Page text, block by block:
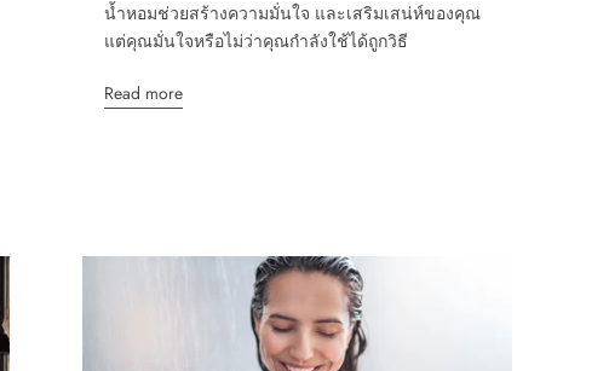
น้ำหอมช่วยสร้างความมั่นใจ และเสริมเสน่ห์ของคุณ
แต่คุณมั่นใจหรือไม่ว่าคุณกำลังใช้ได้ถูกวิธี
Read more